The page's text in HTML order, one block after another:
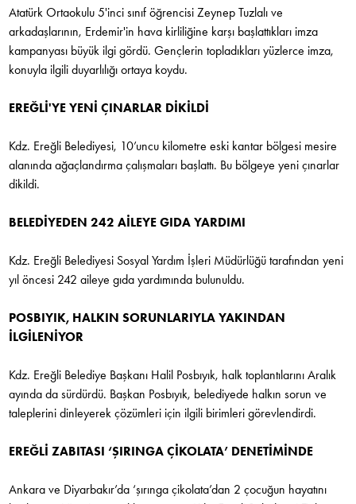
Atatürk Ortaokulu 5'inci sınıf öğrencisi Zeynep Tuzlalı ve
arkadaşlarının, Erdemir'in hava kirliliğine karşı başlattıkları imza
kampanyası büyük ilgi gördü. Gençlerin topladıkları yüzlerce imza,
konuyla ilgili duyarlılığı ortaya koydu.
EREĞLİ'YE YENİ ÇINARLAR DİKİLDİ
Kdz. Ereğli Belediyesi, 10’uncu kilometre eski kantar bölgesi mesire
alanında ağaçlandırma çalışmaları başlattı. Bu bölgeye yeni çınarlar
dikildi.
BELEDİYEDEN 242 AİLEYE GIDA YARDIMI
Kdz. Ereğli Belediyesi Sosyal Yardım İşleri Müdürlüğü tarafından yeni
yıl öncesi 242 aileye gıda yardımında bulunuldu.
POSBIYIK, HALKIN SORUNLARIYLA YAKINDAN
İLGİLENİYOR
Kdz. Ereğli Belediye Başkanı Halil Posbıyık, halk toplantılarını Aralık
ayında da sürdürdü. Başkan Posbıyık, belediyede halkın sorun ve
taleplerini dinleyerek çözümleri için ilgili birimleri görevlendirdi.
EREĞLİ ZABITASI ‘ŞIRINGA ÇİKOLATA’ DENETİMİNDE
Ankara ve Diyarbakır’da ‘şırınga çikolata’dan 2 çocuğun hayatını